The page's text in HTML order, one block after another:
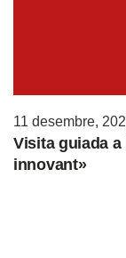
11 desembre,
Visita guiada a
innovant»